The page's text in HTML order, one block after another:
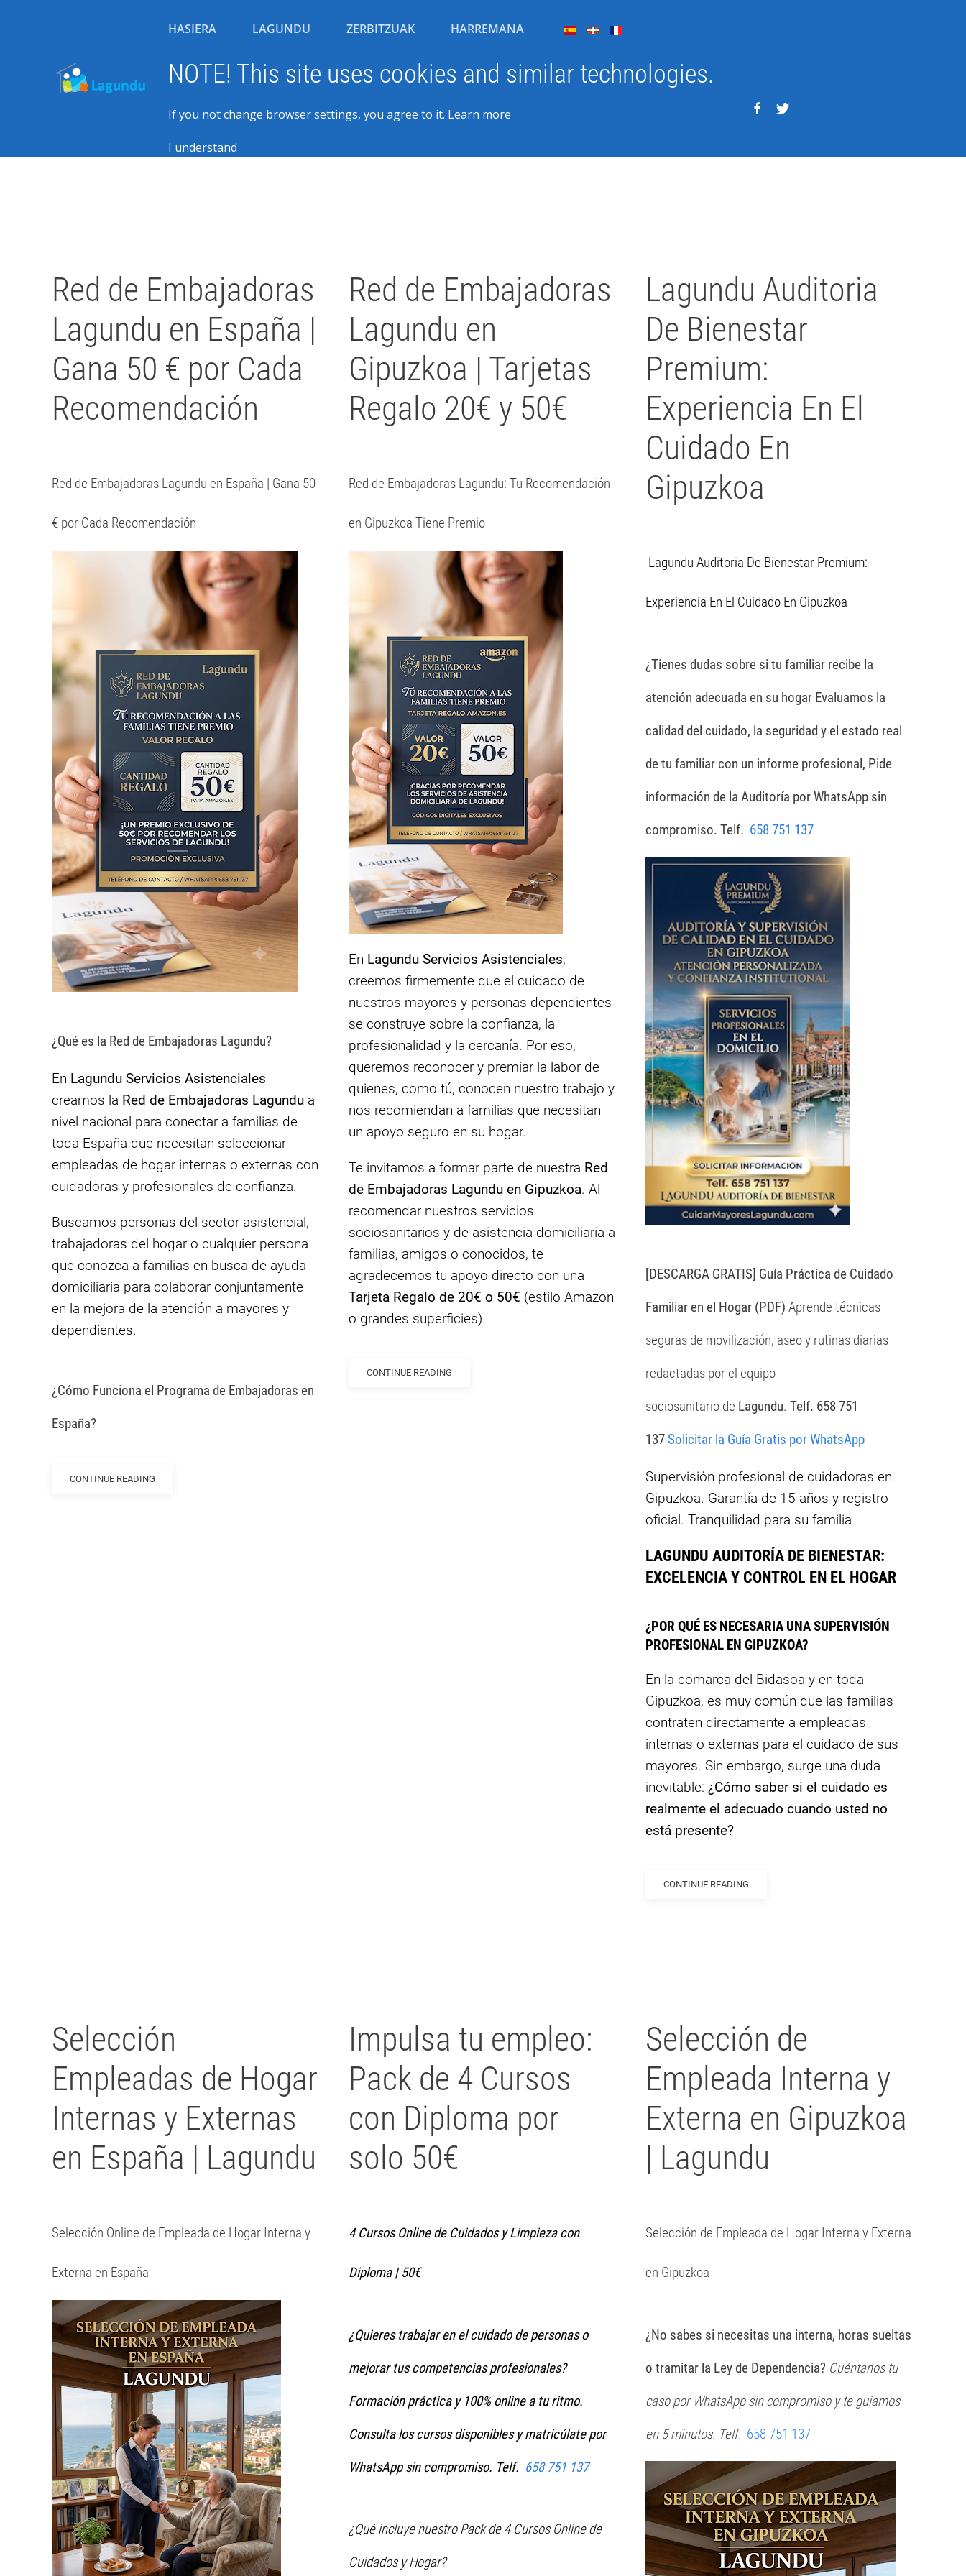
HASIERA LAGUNDU ZERBITZUAK HARREMANA
NOTE! This site uses cookies and similar technologies.
If you not change browser settings, you agree to it. Learn more
I understand
Red de Embajadoras
Lagundu en España |
Gana 50 € por Cada
Recomendación
Red de Embajadoras Lagundu en España | Gana 50
€ por Cada Recomendación
¿Qué es la Red de Embajadoras Lagundu?
En Lagundu Servicios Asistenciales
creamos la Red de Embajadoras Lagundu a
nivel nacional para conectar a familias de
toda España que necesitan seleccionar
empleadas de hogar internas o externas con
cuidadoras y profesionales de confianza.
Buscamos personas del sector asistencial,
trabajadoras del hogar o cualquier persona
que conozca a familias en busca de ayuda
domiciliaria para colaborar conjuntamente
en la mejora de la atención a mayores y
dependientes.
¿Cómo Funciona el Programa de Embajadoras en
España?
CONTINUE READING
Red de Embajadoras
Lagundu en
Gipuzkoa | Tarjetas
Regalo 20€ y 50€
Red de Embajadoras Lagundu: Tu Recomendación
en Gipuzkoa Tiene Premio
En Lagundu Servicios Asistenciales,
creemos firmemente que el cuidado de
nuestros mayores y personas dependientes
se construye sobre la confianza, la
profesionalidad y la cercanía. Por eso,
queremos reconocer y premiar la labor de
quienes, como tú, conocen nuestro trabajo y
nos recomiendan a familias que necesitan
un apoyo seguro en su hogar.
Te invitamos a formar parte de nuestra Red
de Embajadoras Lagundu en Gipuzkoa. Al
recomendar nuestros servicios
sociosanitarios y de asistencia domiciliaria a
familias, amigos o conocidos, te
agradecemos tu apoyo directo con una
Tarjeta Regalo de 20€ o 50€ (estilo Amazon
o grandes superficies).
CONTINUE READING
Lagundu Auditoria
De Bienestar
Premium:
Experiencia En El
Cuidado En
Gipuzkoa
Lagundu Auditoria De Bienestar Premium:
Experiencia En El Cuidado En Gipuzkoa
¿Tienes dudas sobre si tu familiar recibe la
atención adecuada en su hogar Evaluamos la
calidad del cuidado, la seguridad y el estado real
de tu familiar con un informe profesional, Pide
información de la Auditoría por WhatsApp sin
compromiso. Telf. 658 751 137
[DESCARGA GRATIS] Guía Práctica de Cuidado
Familiar en el Hogar (PDF)Aprende técnicas
seguras de movilización, aseo y rutinas diarias
redactadas por el equipo
sociosanitario de Lagundu.Telf. 658 751
137Solicitar la Guía Gratis por WhatsApp
Supervisión profesional de cuidadoras en
Gipuzkoa. Garantía de 15 años y registro
oficial. Tranquilidad para su familia
LAGUNDU AUDITORÍA DE BIENESTAR:
EXCELENCIA Y CONTROL EN EL HOGAR
¿POR QUÉ ES NECESARIA UNA SUPERVISIÓN
PROFESIONAL EN GIPUZKOA?
En la comarca del Bidasoa y en toda
Gipuzkoa, es muy común que las familias
contraten directamente a empleadas
internas o externas para el cuidado de sus
mayores. Sin embargo, surge una duda
inevitable:¿Cómo saber si el cuidado es
realmente el adecuado cuando usted no
está presente?
CONTINUE READING
Selección
Empleadas de Hogar
Internas y Externas
en España | Lagundu
Selección Online de Empleada de Hogar Interna y
Externa en España
Impulsa tu empleo:
Pack de 4 Cursos
con Diploma por
solo 50€
4 Cursos Online de Cuidados y Limpieza con
Diploma | 50€
¿Quieres trabajar en el cuidado de personas o
mejorar tus competencias profesionales?
Formación práctica y 100% online a tu ritmo.
Consulta los cursos disponibles y matricúlate por
WhatsApp sin compromiso. Telf. 658 751 137
¿Qué incluye nuestro Pack de 4 Cursos Online de
Cuidados y Hogar?
Selección de
Empleada Interna y
Externa en Gipuzkoa
| Lagundu
Selección de Empleada de Hogar Interna y Externa
en Gipuzkoa
¿No sabes si necesitas una interna, horas sueltas
o tramitar la Ley de Dependencia? Cuéntanos tu
caso por WhatsApp sin compromiso y te guiamos
en 5 minutos. Telf. 658 751 137